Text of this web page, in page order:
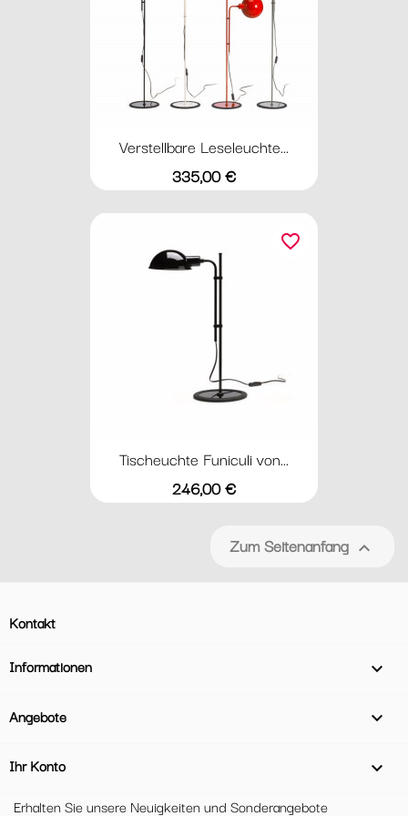
Verstellbare Leseleuchte...
Preis
335,00 €
Tischeuchte Funiculi von...
Preis
246,00 €
favorite_border
Zum Seitenanfang 
Kontakt
Informationen

Angebote 
Ihr Konto

Erhalten Sie unsere Neuigkeiten und Sonderangebote